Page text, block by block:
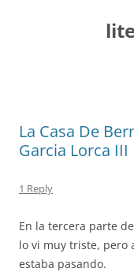
La Casa De
Garcia Lorca III
1 Reply
En la tercera parte
lo vi muy triste, pero
estaba pasando.